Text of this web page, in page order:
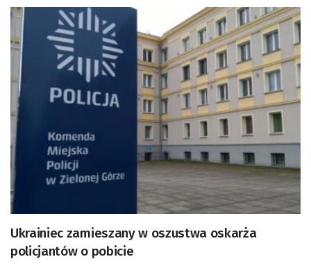
Ukrainiec zamieszany w oszustwa oskarża
policjantów o pobicie